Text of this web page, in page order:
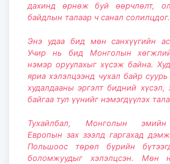
дахинд өрнөж буй өөрчлөлт,
байдлын талаар ч санал солилцдог.
Энэ удаа бид мөн санхүүгийн
Учир нь бид Монголын
нэмэр оруулахыг хүсэж байна.
яриа хэлэлцээнд чухал байр
худалдааны эргэлт бидний хүсэл,
байгаа тул үүнийг нэмэгдүүлэх
Тухайлбал, Монголын эмийн
Европын зах зээлд гаргахад
Польшоос төрөл бүрийн
боломжуудыг хэлэлцсэн. Мөн